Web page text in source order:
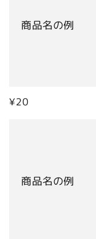
商品名の例
通
¥20
商品名の例